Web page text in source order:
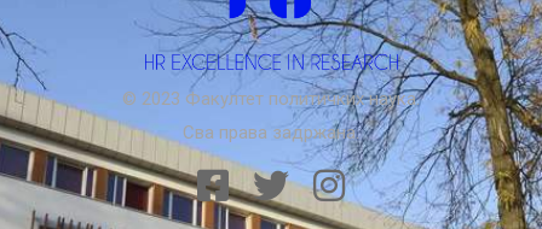
© 2023 Факултет политичких наука.
Сва права задржана.